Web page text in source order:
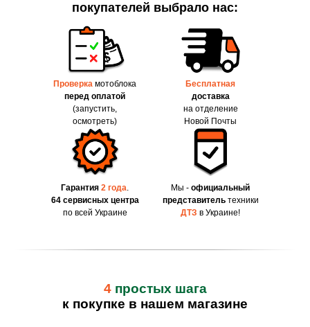
покупателей выбрало нас:
Проверка мотоблока
перед оплатой
(запустить,
осмотреть)
Гарантия 2 года.
64 сервисных центра
по всей Украине
Бесплатная
доставка
на отделение
Новой Почты
Мы - официальный
представительтехники
ДТЗ в Украине!
4 простых шага
к покупке в нашем магазине